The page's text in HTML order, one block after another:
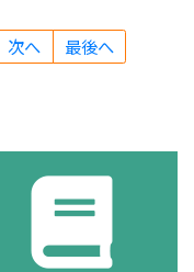
次へ 最後へ